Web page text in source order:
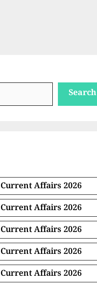
Search
Affairs 2026
Affairs 2026
Affairs 2026
Affairs 2026
Affairs 2026